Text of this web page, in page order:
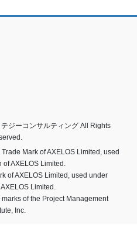
ジーコンサルティング All Rights
Mark of AXELOS Limited, used
of AXELOS Limited.
of AXELOS Limited, used under
Limited.
of the Project Management
Inc.